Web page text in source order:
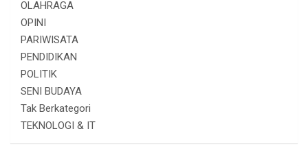
OLAHRAGA
OPINI
PARIWISATA
PENDIDIKAN
POLITIK
SENI BUDAYA
Tak Berkategori
TEKNOLOGI & IT